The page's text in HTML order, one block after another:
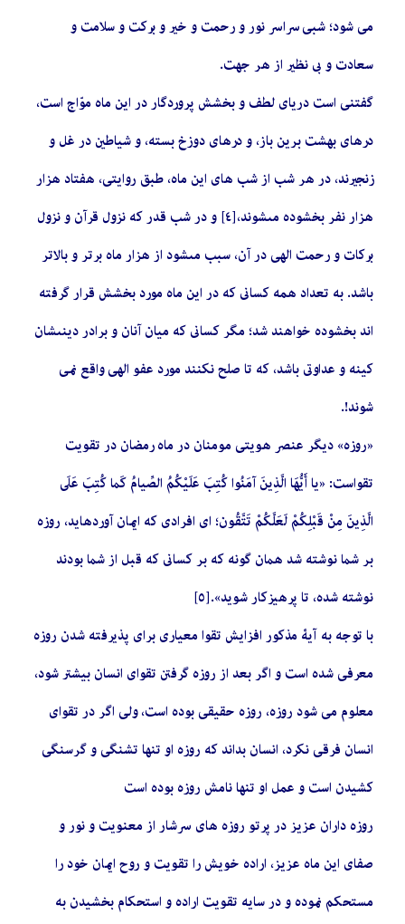
مى‏ شود؛ شبى سراسر نور و رحمت و خير و بركت و سلامت و
سعادت و بى نظير از هر جهت.
گفتنی است درياى لطف و بخشش پروردگار در اين ماه موّاج است،
درهاى بهشت برين باز، و درهاى دوزخ بسته، و شياطين در غل و
زنجيرند، در هر شب از شب هاى اين ماه، طبق روايتى، هفتاد هزار
هزار نفر بخشوده مى‏شوند،[٤] و در شب قدر که نزول قرآن و نزول
بركات و رحمت‏ الهى در آن، سبب مى‏شود از هزار ماه‏ برتر و بالاتر
باشد. به تعداد همه كسانى كه در اين ماه مورد بخشش قرار گرفته
‏اند بخشوده خواهند شد؛ مگر كسانى كه ميان آنان و برادر دينى‏شان
كينه و عداوتى باشد، كه تا صلح نكنند مورد عفو الهى واقع نمى
شوند!.
«روزه» دیگر عنصر هویتی مومنان در ماه رمضان در تقویت
تقواست: «يا أَيُّهَا الَّذِينَ آمَنُوا كُتِبَ‏ عَلَيْكُمُ‏ الصِّيامُ‏ كَما كُتِبَ عَلَى
الَّذِينَ مِنْ قَبْلِكُمْ لَعَلَّكُمْ تَتَّقُون‏؛ اى افرادى كه ايمان آورده‏ايد، روزه
بر شما نوشته شد همان گونه كه بر كسانى كه قبل از شما بودند
نوشته شده، تا پرهيزكار شويد».[٥]
با توجه به آیۀ مذکور افزایش تقوا معیاری برای پذیرفته شدن روزه
معرفی شده است و اگر بعد از روزه گرفتن تقوای انسان بیشتر شود،
معلوم می شود روزه، روزه حقیقی بوده است، ولی اگر در تقوای
انسان فرقی نکرد، انسان بداند که روزه او تنها تشنگی و گرسنگی
کشیدن است و عمل او تنها نامش روزه بوده است
روزه داران عزيز در پرتو روزه ‏هاى سرشار از معنويت و نور و
صفاى اين ماه عزيز، اراده خويش را تقويت و روح ايمان خود را
مستحكم نموده و در سايه تقويت اراده و استحكام بخشيدن به